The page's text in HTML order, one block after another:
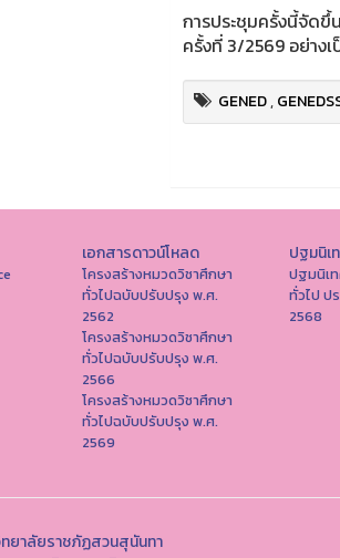
การประชุมครั้งนี้จัดขึ้
ครั้งที่ 3/2569 อย่างเ
GENED,
เอกสารดาวน์โหลด
โครงสร้างหมวดวิชาศึกษา
ทั่วไปฉบับปรับปรุง พ.ศ.
2562
โครงสร้างหมวดวิชาศึกษา
ทั่วไปฉบับปรับปรุง พ.ศ.
2566
โครงสร้างหมวดวิชาศึกษา
ทั่วไปฉบับปรับปรุง พ.ศ.
2569
ปฐมนิเ
ปฐมนิเ
ทั่วไป ป
2568
ยาลัยราชภัฏสวนสุนันทา